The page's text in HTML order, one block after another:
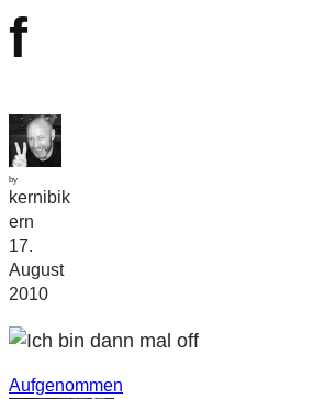
f
by
kernibik
ern
17.
August
2010
Aufgenommen